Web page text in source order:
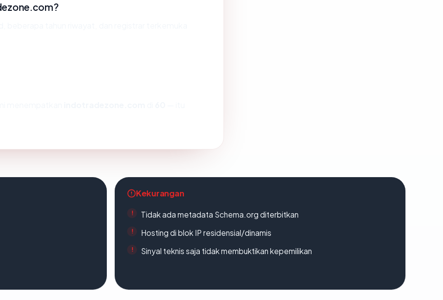
Kekurangan
Tidak ada metadata Schema.org diterbitkan
Hosting di blok IP residensial/dinamis
Sinyal teknis saja tidak membuktikan kepemilikan